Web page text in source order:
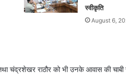
स्वीकृति
August 6,
चंद्रशेखर राठौर को भी उनके आवास की